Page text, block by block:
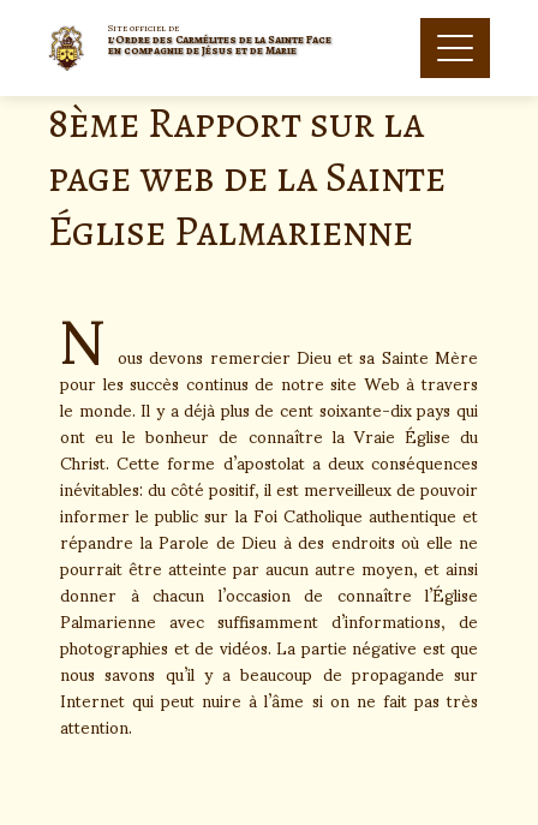
Site officiel de
l'Ordre des Carmélites de la Sainte Face
en compagnie de Jésus et de Marie
8ème Rapport sur la
page web de la Sainte
Église Palmarienne
N ous devons remercier Dieu et sa Sainte Mère
pour les succès continus de notre site Web à travers
le monde. Il y a déjà plus de cent soixante-dix pays qui
ont eu le bonheur de connaître la Vraie Église du
Christ. Cette forme d’apostolat a deux conséquences
inévitables: du côté positif, il est merveilleux de pouvoir
informer le public sur la Foi Catholique authentique et
répandre la Parole de Dieu à des endroits où elle ne
pourrait être atteinte par aucun autre moyen, et ainsi
donner à chacun l’occasion de connaître l’Église
Palmarienne avec suffisamment d’informations, de
photographies et de vidéos. La partie négative est que
nous savons qu’il y a beaucoup de propagande sur
Internet qui peut nuire à l’âme si on ne fait pas très
attention.